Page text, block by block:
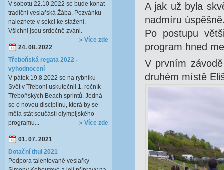
A jak už byla
nadmíru
Po postupu
program hned
V prvním
druhém místě
V sobotu 22.10.2022 se bude konat
tradiční veslařská Žába. Pozvánku
naleznete v sekci ke stažení.
Všichni jsou srdečně zváni.
Více zde
24. 08. 2022
Třeboňská regata 2022 -
vyhodnocení
V pátek 19.8.2022 se na rybníku
Svět v Třeboni uskutečnil 1. ročník
Třeboňských Beach sprintů. Jedná
se o novou disciplínu, která by se
měla stát součástí olympijského
programu...
Více zde
01. 07. 2021
Dotační titul 2021
Podpora talentované veslařky